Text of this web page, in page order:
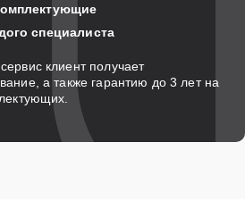
специалиста
клиент получает
а также гарантию до 3 лет на